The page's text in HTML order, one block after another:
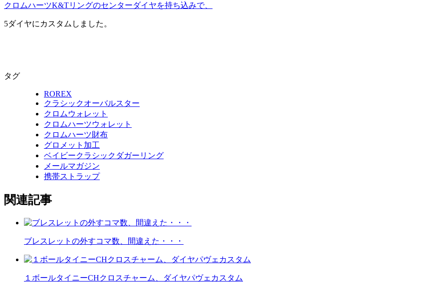
クロムハーツK&Tリングのセンターダイヤを持ち込みで、
5ダイヤにカスタムしました。
タグ
ROREX
クラシックオーバルスター
クロムウォレット
クロムハーツウォレット
クロムハーツ財布
グロメット加工
ベイビークラシックダガーリング
メールマガジン
携帯ストラップ
関連記事
ブレスレットの外すコマ数、間違えた・・・
１ボールタイニーCHクロスチャーム、ダイヤパヴェカスタム